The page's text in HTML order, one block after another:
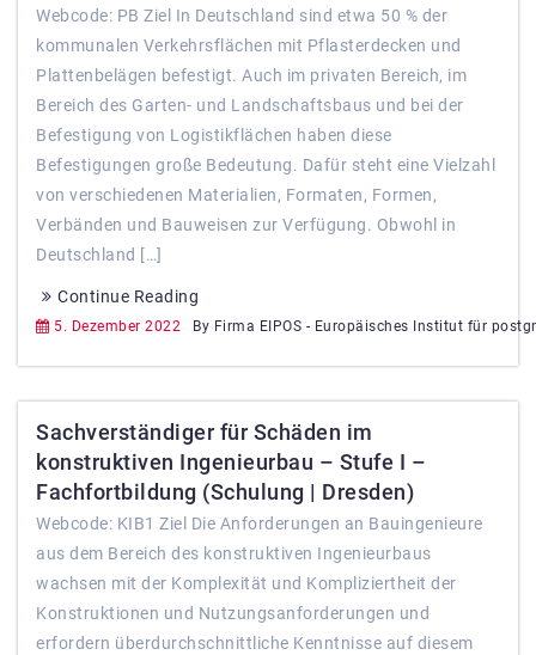
Webcode: PB Ziel In Deutschland sind etwa 50 % der
kommunalen Verkehrsflächen mit Pflasterdecken und
Plattenbelägen befestigt. Auch im privaten Bereich, im
Bereich des Garten- und Landschaftsbaus und bei der
Befestigung von Logistikflächen haben diese
Befestigungen große Bedeutung. Dafür steht eine Vielzahl
von verschiedenen Materialien, Formaten, Formen,
Verbänden und Bauweisen zur Verfügung. Obwohl in
Deutschland […]
Continue Reading
5. Dezember 2022 By Firma EIPOS - Europäisches Institut für
Sachverständiger für Schäden im
konstruktiven Ingenieurbau – Stufe I –
Fachfortbildung (Schulung | Dresden)
Webcode: KIB1 Ziel Die Anforderungen an Bauingenieure
aus dem Bereich des konstruktiven Ingenieurbaus
wachsen mit der Komplexität und Kompliziertheit der
Konstruktionen und Nutzungsanforderungen und
erfordern überdurchschnittliche Kenntnisse auf diesem